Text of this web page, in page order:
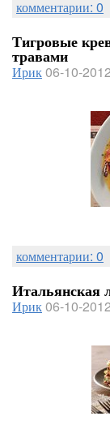
комментарии: 0
Тигровые
травами
Ирик06-10-
комментарии: 0
Итальянская
Ирик06-10-